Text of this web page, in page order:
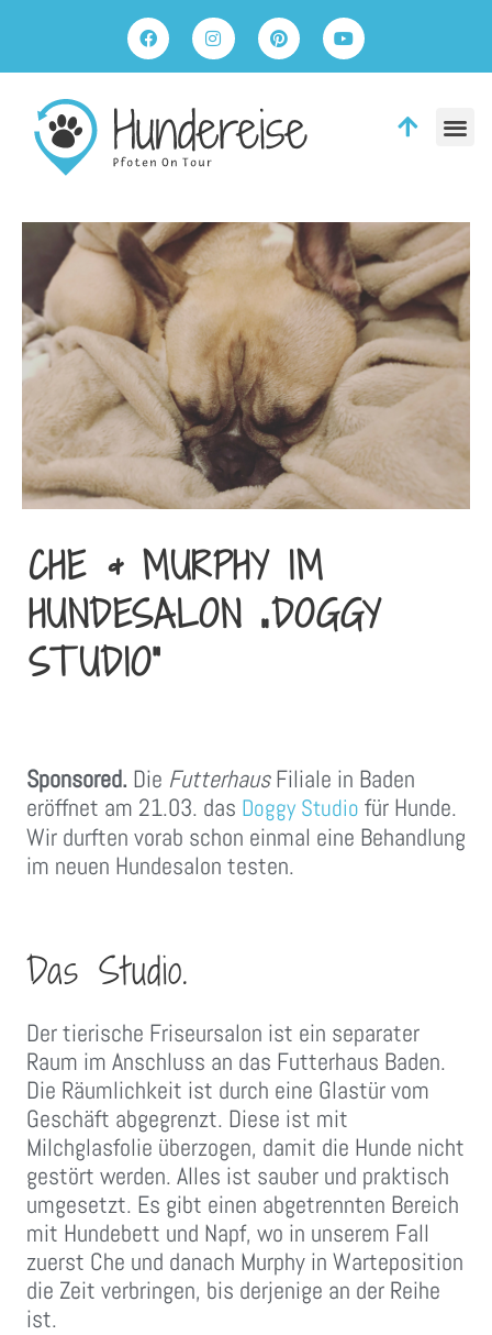
CHE & MURPHY IM
HUNDESALON „DOGGY
STUDIO“
Sponsored. Die FutterhausFiliale in Baden
eröffnet am 21.03. das Doggy Studio für Hunde.
Wir durften vorab schon einmal eine Behandlung
im neuen Hundesalon testen.
Das Studio.
Der tierische Friseursalon ist ein separater
Raum im Anschluss an das Futterhaus Baden.
Die Räumlichkeit ist durch eine Glastür vom
Geschäft abgegrenzt. Diese ist mit
Milchglasfolie überzogen, damit die Hunde nicht
gestört werden. Alles ist sauber und praktisch
umgesetzt. Es gibt einen abgetrennten Bereich
mit Hundebett und Napf, wo in unserem Fall
zuerst Che und danach Murphy in Warteposition
die Zeit verbringen, bis derjenige an der Reihe
ist.